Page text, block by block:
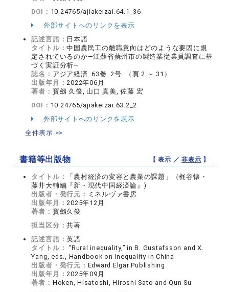
DOI： 10.24765/ajiakeizai.64.1_36
外部サイトへのリンクを表示
記述言語： 日本語
タイトル：中国農民工の離職意向はどのような要因に規
定されているのか―江蘇省蘇州市の製造業従業員調査に基
づく実証分析―
誌名： アジア経済 63巻 2号 （頁 2 ～ 31）
出版年月：2022年06月
著者： 寳劔 久俊, 山口 真美, 佐藤 宏
DOI： 10.24765/ajiakeizai.63.2_2
外部サイトへのリンクを表示
全件表示 >>
書籍等出版物 【 表示 ／非表示 】
タイトル：
「農村経済の変容と農業の課題」（梶谷懐・
藤井大輔編『新・現代中国経済論』)
出版者・発行元： ミネルヴァ書房
出版年月：2025年12月
著者： 寳劔久俊
担当区分：共著
記述言語：英語
タイトル： “Rural inequality,” in B. Gustafsson and X.
Yang, eds., Handbook on Inequality in China
出版者・発行元： Edward Elgar Publishing
出版年月：2025年09月
著者： Hoken, Hisatoshi, Hiroshi Sato and Qun Su